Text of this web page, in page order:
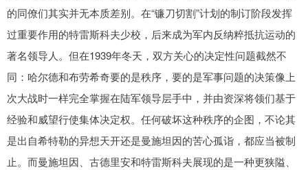
的同僚们其实并无本质差别。在“镰刀切割”计划的制订阶段发挥
过重要作用的特雷斯科夫少校，后来成为军内反纳粹抵抗运动的
著名领导人。但在1939年冬天，双方关心的决定性问题截然不
同：哈尔德和布劳希奇要的是秩序，要的是军事问题的决策像上
次大战时一样完全掌握在陆军领导层手中，并由资深将领们基于
经验和威望行使集体决定权。任何破坏这种秩序的企图，不论其
是出自希特勒的异想天开还是曼施坦因的苦心孤诣，都应当被制
止。而曼施坦因、古德里安和特雷斯科夫展现的是一种更狭隘、